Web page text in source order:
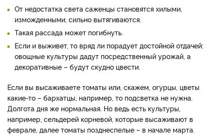
От недостатка света саженцы становятся хилыми,
изможденными, сильно вытягиваются.
Такая рассада может погибнуть.
Если и выживет, то вряд ли порадует достойной отдачей:
овощные культуры дадут посредственный урожай, а
декоративные – будут скудно цвести.
Если вы высаживаете томаты или, скажем, огурцы, цветы
какие-то – бархатцы, например, то подсветка не нужна.
Долгота дня же нормальная. Но ведь есть культуры,
например, сельдерей корневой, которые высаживают в
феврале, далее томаты позднеспелые – в начале марта.